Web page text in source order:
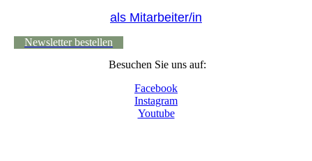
als Mitarbeiter/in
Newsletter bestellen
Besuchen Sie uns auf:
Facebook
Instagram
Youtube